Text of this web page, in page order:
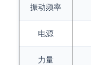
振动频率
电源
力量